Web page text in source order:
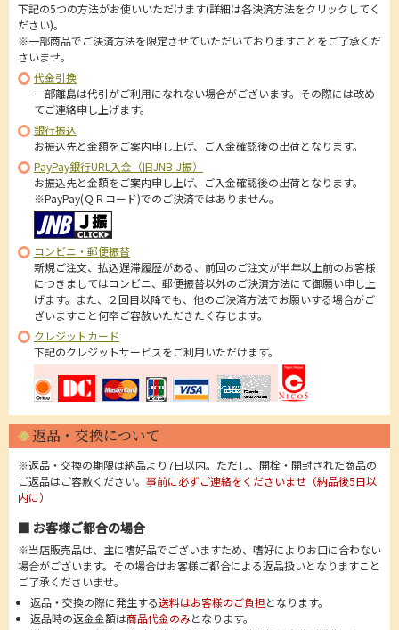
下記の5つの方法がお使いいただけます(詳細は各決済方法をクリックしてく
ださい)。
※一部商品でご決済方法を限定させていただいておりますことをご了承くだ
さいませ。
代金引換
一部離島は代引がご利用になれない場合がございます。その際には改め
てご連絡申し上げます。
銀行振込
お振込先と金額をご案内申し上げ、ご入金確認後の出荷となります。
PayPay銀行URL入金（旧JNB-J振）
お振込先と金額をご案内申し上げ、ご入金確認後の出荷となります。
※PayPay(ＱＲコード)でのご決済ではありません。
コンビニ・郵便振替
新規ご注文、払込遅滞履歴がある、前回のご注文が半年以上前のお客様
につきましてはコンビニ、郵便振替以外のご決済方法にて御願い申し上
げます。また、２回目以降でも、他のご決済方法でお願いする場合がご
ざいますこと何卒ご容赦いただきたく存じます。
クレジットカード
下記のクレジットサービスをご利用いただけます。
返品・交換について
※返品・交換の期限は納品より7日以内。ただし、開栓・開封された商品の
ご返品はご容赦ください。 事前に必ずご連絡をくださいませ（納品後5日以
内に）
■ お客様ご都合の場合
※当店販売品は、主に嗜好品でございますため、嗜好によりお口に合わない
場合がございます。その場合はお客様ご都合による返品扱いとなりますこと
ご了承くださいませ。
返品・交換の際に発生する送料はお客様のご負担となります。
返品時の返金金額は商品代金のみとなります。